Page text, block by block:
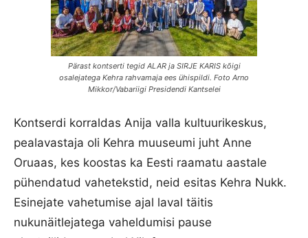
Pärast kontserti tegid ALAR ja SIRJE KARIS kõigi
osalejatega Kehra rahvamaja ees ühispildi. Foto Arno
Mikkor/Vabariigi Presidendi Kantselei
Kontserdi korraldas Anija valla kultuurikeskus,
pealavastaja oli Kehra muuseumi juht Anne
Oruaas, kes koostas ka Eesti raamatu aastale
pühendatud vahetekstid, neid esitas Kehra Nukk.
Esinejate vahetumise ajal laval täitis
nukunäitlejatega vaheldumisi pause